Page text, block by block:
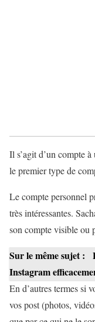
Il s’agit d’un compte
le premier type de
Le compte personnel
très intéressantes.
son compte visible ou
Sur le même sujet :
Instagram
En d’autres termes si
vos post (photos,